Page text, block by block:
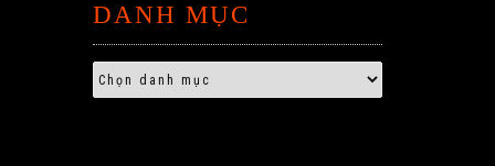
DANH MỤC